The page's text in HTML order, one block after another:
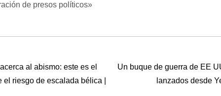
de presos políticos»
al abismo: este es el
riesgo de escalada bélica |
Un buque de guerra de EE
lanzados desde